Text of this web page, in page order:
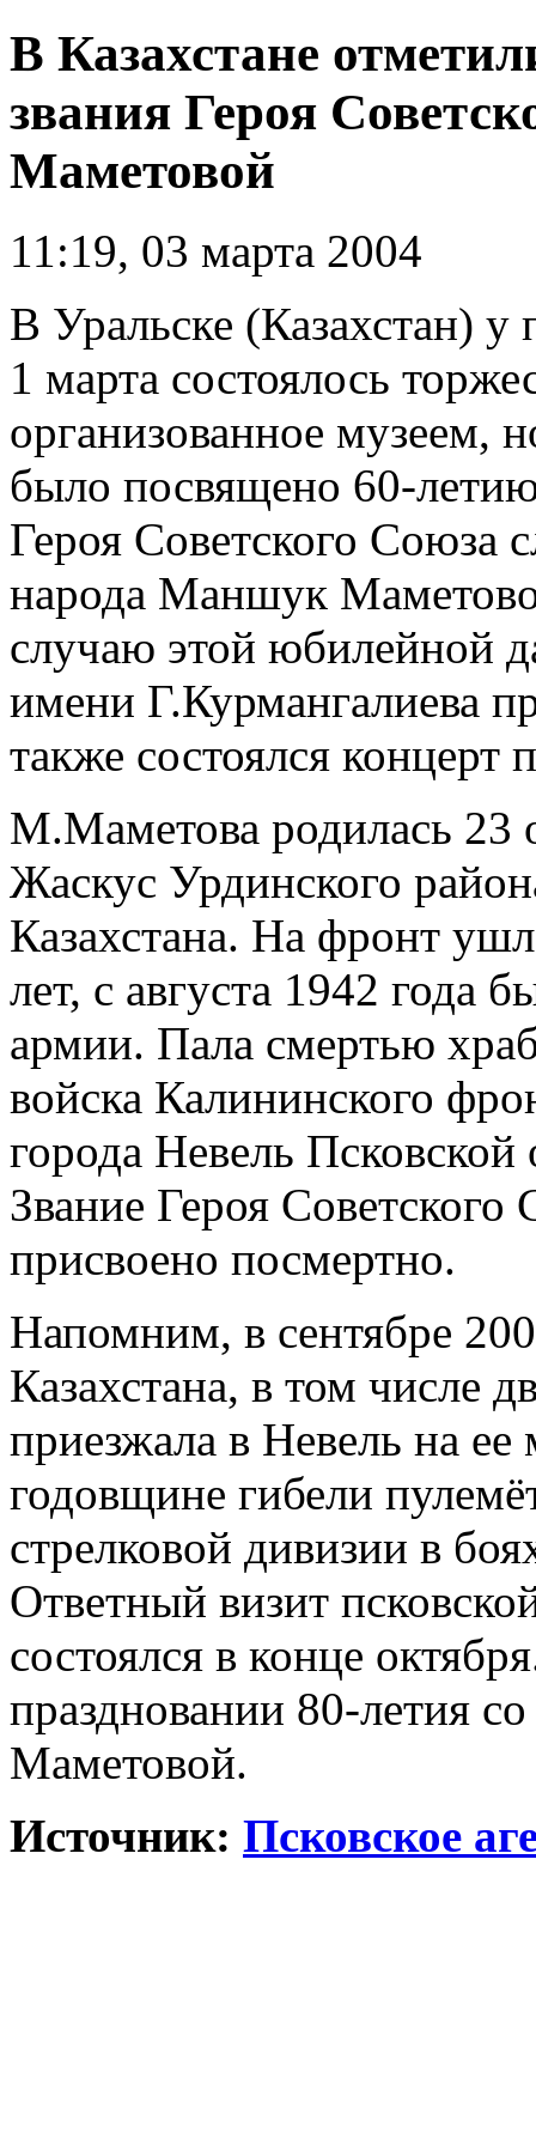
В Казахстане
звания Героя
Маметовой
11:19, 03 марта 2004
В Уральске (Казахстан)
1 марта состоялось
организованное
было посвящено 60-
Героя Советского Союза
народа Маншук
случаю этой юбилейной
имени Г.Курмангалиева
также состоялся концерт
М.Маметова родилась 23
Жаскус Урдинского
Казахстана. На фронт
лет, с августа 1942 года
армии. Пала смертью
войска Калининского
города Невель
Звание Героя
присвоено посмертно.
Напомним, в сентябре
Казахстана, в том числе
приезжала в Невель на
годовщине гибели
стрелковой дивизии в
Ответный визит
состоялся в конце
праздновании 80-летия
Маметовой.
Источник: Псковское